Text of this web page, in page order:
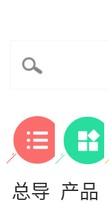
总导 产品